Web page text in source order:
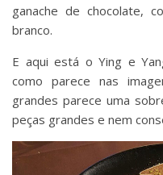
ganache de chocolate,
branco.
E aqui está o Ying e
como parece nas
grandes parece uma
peças grandes e nem